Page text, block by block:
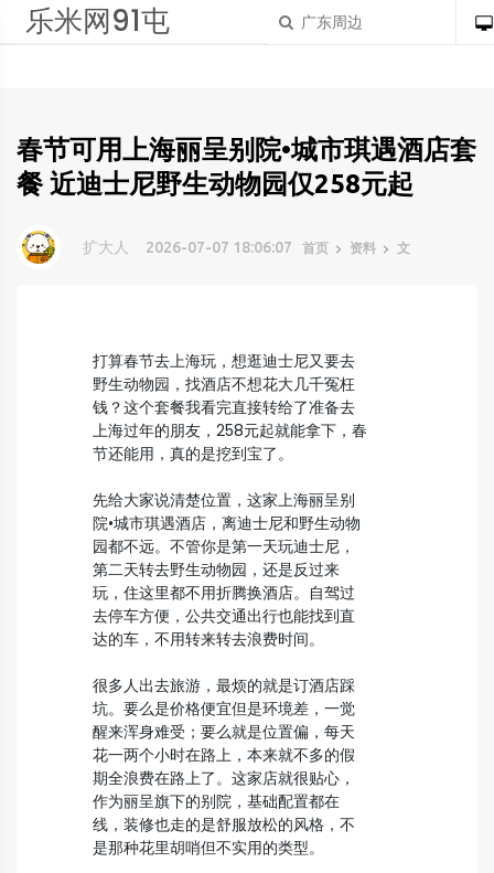
乐米网91屯
春节可用上海丽呈别院•城市琪遇酒店套
餐 近迪士尼野生动物园仅258元起
扩大人 2026-07-07 18:06:07 首页 资料 文
打算春节去上海玩，想逛迪士尼又要去
野生动物园，找酒店不想花大几千冤枉
钱？这个套餐我看完直接转给了准备去
上海过年的朋友，258元起就能拿下，春
节还能用，真的是挖到宝了。
先给大家说清楚位置，这家上海丽呈别
院•城市琪遇酒店，离迪士尼和野生动物
园都不远。不管你是第一天玩迪士尼，
第二天转去野生动物园，还是反过来
玩，住这里都不用折腾换酒店。自驾过
去停车方便，公共交通出行也能找到直
达的车，不用转来转去浪费时间。
很多人出去旅游，最烦的就是订酒店踩
坑。要么是价格便宜但是环境差，一觉
醒来浑身难受；要么就是位置偏，每天
花一两个小时在路上，本来就不多的假
期全浪费在路上了。这家店就很贴心，
作为丽呈旗下的别院，基础配置都在
线，装修也走的是舒服放松的风格，不
是那种花里胡哨但不实用的类型。